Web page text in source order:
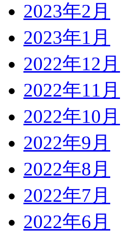
2023年2月
2023年1月
2022年12月
2022年11月
2022年10月
2022年9月
2022年8月
2022年7月
2022年6月